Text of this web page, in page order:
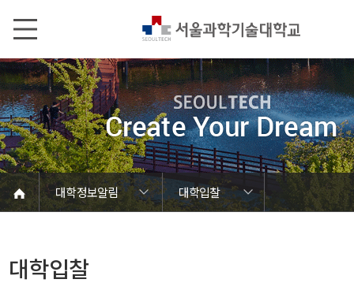
대학정보알림
대학입찰
대학정보알림
정보공개
정보서비스안내
온라인민원센터
청렴행정
갑질신고센터
유실물 센터
SEOULTECH광장
대학공지사항
학사공지
장학공지
대학원공지
취업공지
대학입찰
채용정보
공모/외부행사
등록금심의위원회
코로나바이러스19 대응안내
재정위원회
대학입찰